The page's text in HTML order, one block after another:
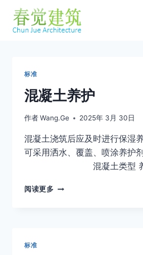
标准
混凝土养护
作者Wang.Ge 2025年 3月 30日
混凝土浇筑后应及时进行保湿
可采用洒水、覆盖、喷涂养护剂
混凝土类型 养
阅读更多 混
标准